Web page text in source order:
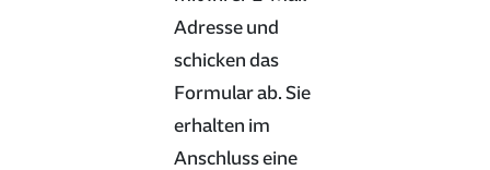
Adresse und
schicken das
Formular ab. Sie
erhalten im
Anschluss eine